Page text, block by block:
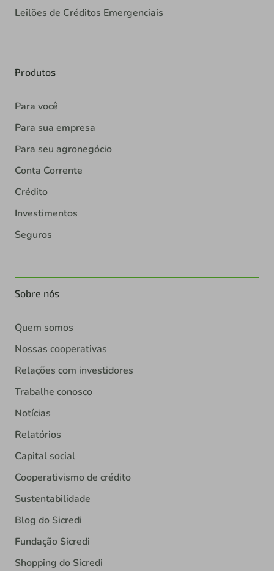
Leilões de Créditos Emergenciais
Produtos
Para você
Para sua empresa
Para seu agronegócio
Conta Corrente
Crédito
Investimentos
Seguros
Sobre nós
Quem somos
Nossas cooperativas
Relações com investidores
Trabalhe conosco
Notícias
Relatórios
Capital social
Cooperativismo de crédito
Sustentabilidade
Blog do Sicredi
Fundação Sicredi
Shopping do Sicredi